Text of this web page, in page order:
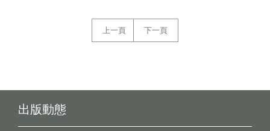
上一頁 下一頁
出版動態